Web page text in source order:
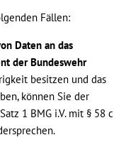
Fällen:
Daten an das
der Bundeswehr
besitzen und das
können Sie der
1 BMG i.V. mit § 58 c